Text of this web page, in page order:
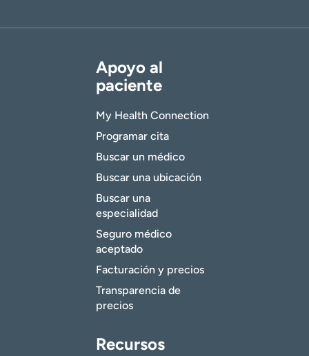
Apoyo al
paciente
My Health Connection
Programar cita
Buscar un médico
Buscar una ubicación
Buscar una
especialidad
Seguro médico
aceptado
Facturación y precios
Transparencia de
precios
Recursos